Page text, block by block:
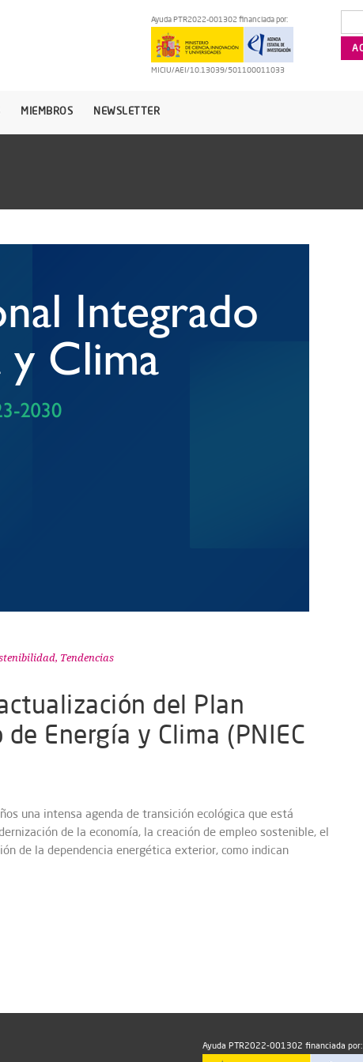
Ayuda PTR2022-001302 financiada por:
MICIU/AEI/10.13039/501100011033
MIEMBROS NEWSLETTER
, Tendencias
del Plan
Energía y Clima (PNIEC
una intensa agenda de transición ecológica que está
de la economía, la creación de empleo sostenible, el
de la dependencia energética exterior, como indican
Ayuda PTR2022-001302 financiada por: